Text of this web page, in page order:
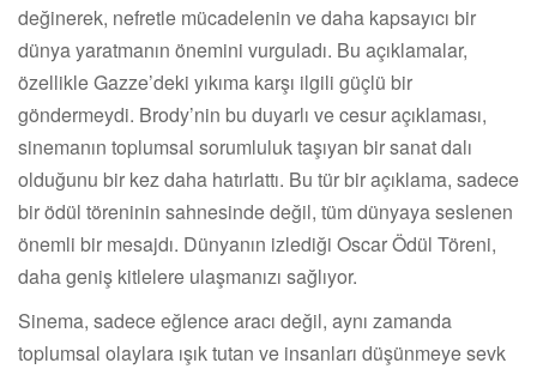
değinerek, nefretle mücadelenin ve daha kapsayıcı bir
dünya yaratmanın önemini vurguladı. Bu açıklamalar,
özellikle Gazze’deki yıkıma karşı ilgili güçlü bir
göndermeydi. Brody’nin bu duyarlı ve cesur açıklaması,
sinemanın toplumsal sorumluluk taşıyan bir sanat dalı
olduğunu bir kez daha hatırlattı. Bu tür bir açıklama, sadece
bir ödül töreninin sahnesinde değil, tüm dünyaya seslenen
önemli bir mesajdı. Dünyanın izlediği Oscar Ödül Töreni,
daha geniş kitlelere ulaşmanızı sağlıyor.
Sinema, sadece eğlence aracı değil, aynı zamanda
toplumsal olaylara ışık tutan ve insanları düşünmeye sevk